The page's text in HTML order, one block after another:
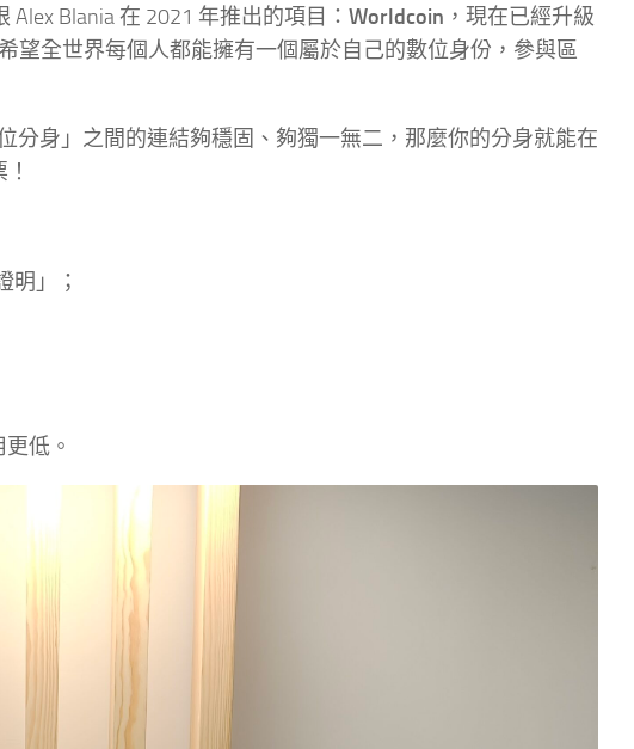
Blania 在 2021 年推出的項目： Worldcoin ，現在已經升級
望全世界每個人都能擁有一個屬於自己的數位身份，參與區
身」之間的連結夠穩固、夠獨一無二，那麼你的分身就能在
明」；
低。